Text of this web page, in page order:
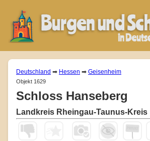
Deutschland ➡ Hessen ➡ Geisenheim
Objekt 1629
Schloss Hanseberg
Landkreis Rheingau-Taunus-Kreis